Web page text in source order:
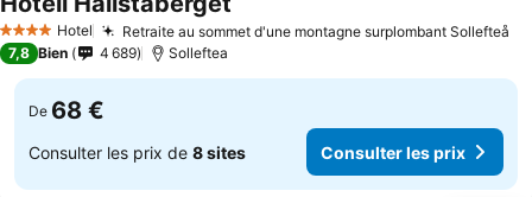
4 Étoiles Hotel Retraite au sommet d'une montagne surplombant Sollefteå
7,8 Bien 4 689 Solleftea
De 68 €
Consulter les prix de 8 sites Consulter les prix